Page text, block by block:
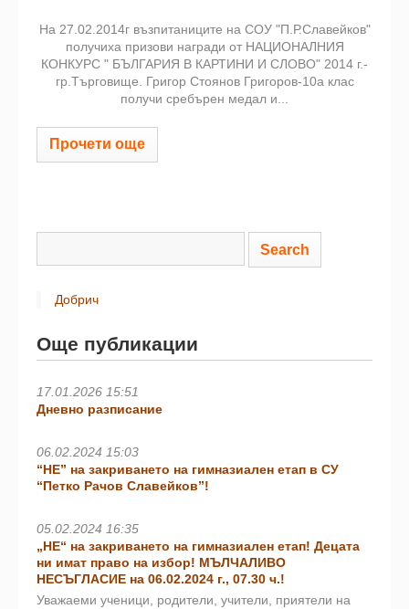
На 27.02.2014г възпитаниците на СОУ "П.Р.Славейков"
получиха призови награди от НАЦИОНАЛНИЯ
КОНКУРС " БЪЛГАРИЯ В КАРТИНИ И СЛОВО" 2014 г.-
гр.Търговище. Григор Стоянов Григоров-10а клас
получи сребърен медал и...
Прочети още
Добрич
Още публикации
17.01.2026 15:51
Дневно разписание
06.02.2024 15:03
“НЕ” на закриването на гимназиален етап в СУ
“Петко Рачов Славейков”!
05.02.2024 16:35
„НЕ“ на закриването на гимназиален етап! Децата
ни имат право на избор! МЪЛЧАЛИВО
НЕСЪГЛАСИЕ на 06.02.2024 г., 07.30 ч.!
Уважаеми ученици, родители, учители, приятели на